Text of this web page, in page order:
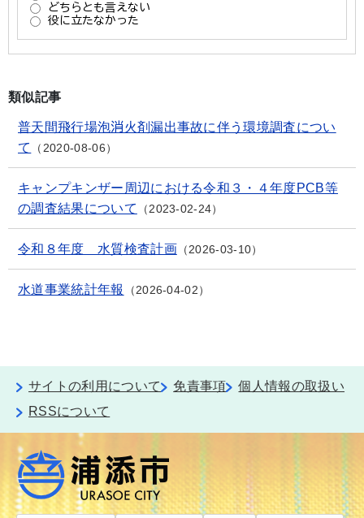
類似記事
普天間飛行場泡消火剤漏出事故に伴う環境調査につい
て
2020-08-06
キャンプキンザー周辺における令和３・４年度PCB等
の調査結果について
2023-02-24
令和８年度 水質検査計画 2026-03-10
水道事業統計年報 2026-04-02
サイトの利用について 免責事項
個人情報の取扱い
RSSについて